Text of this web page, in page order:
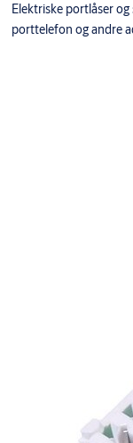
Elektriske portlåser
porttelefon og andre